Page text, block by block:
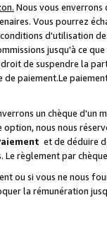
Nous vous
Vous pourrez
d'utilisation
jusqu'à ce
de suspendre la
paiement.Le
un chèque d'un
nous nous
et de déduire
règlement par
ou si vous ne nous
la rémunération